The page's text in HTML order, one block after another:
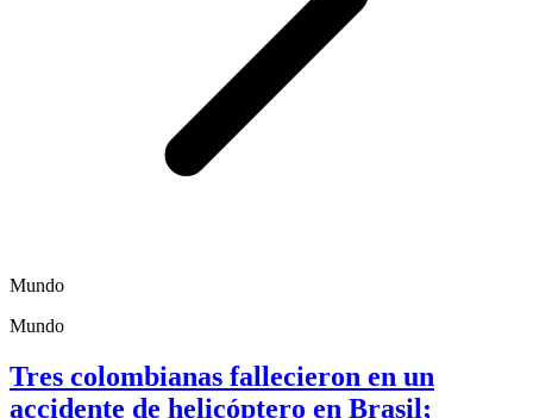
Mundo
Mundo
Tres colombianas fallecieron en un
accidente de helicóptero en Brasil;